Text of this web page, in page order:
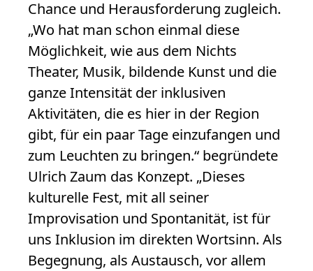
Chance und Herausforderung zugleich.
„Wo hat man schon einmal diese
Möglichkeit, wie aus dem Nichts
Theater, Musik, bildende Kunst und die
ganze Intensität der inklusiven
Aktivitäten, die es hier in der Region
gibt, für ein paar Tage einzufangen und
zum Leuchten zu bringen.“ begründete
Ulrich Zaum das Konzept. „Dieses
kulturelle Fest, mit all seiner
Improvisation und Spontanität, ist für
uns Inklusion im direkten Wortsinn. Als
Begegnung, als Austausch, vor allem